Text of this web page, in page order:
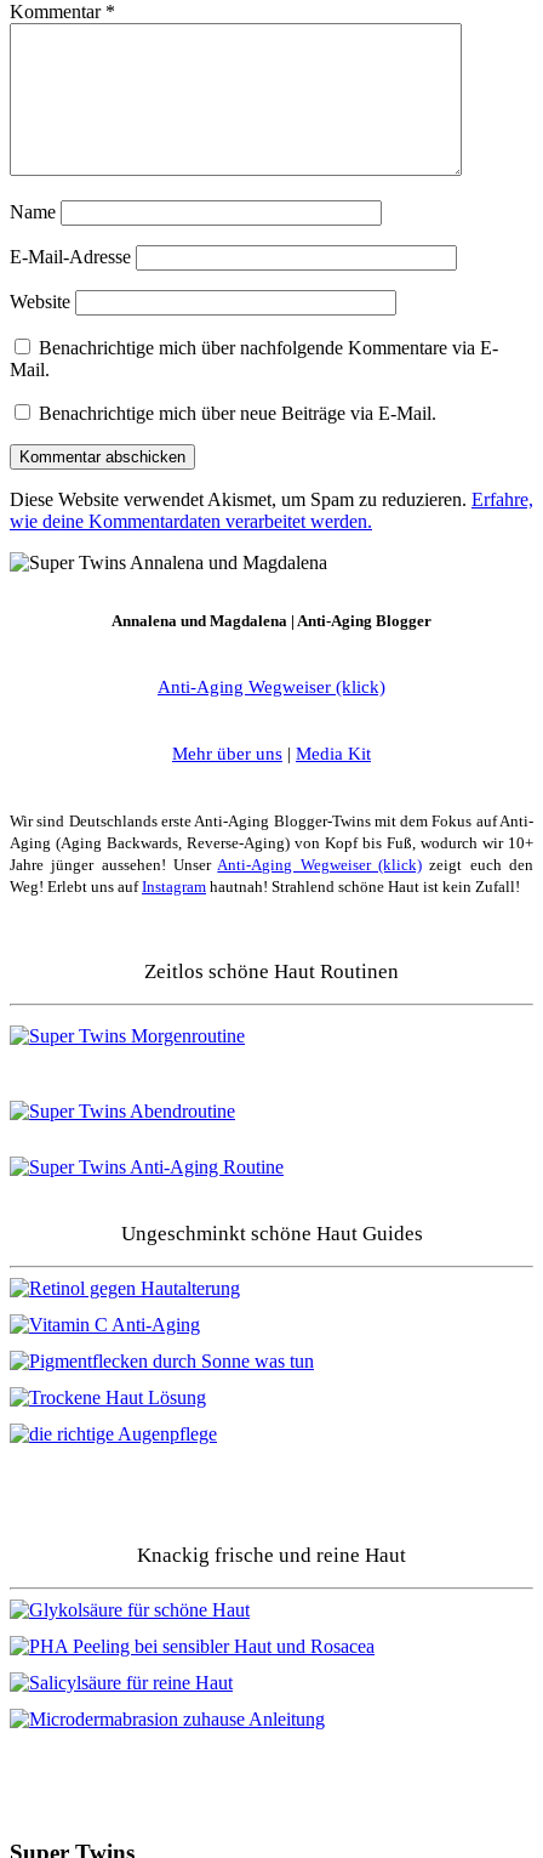
Kommentar *
Name
E-Mail-Adresse
Website
Benachrichtige mich über nachfolgende Kommentare via E-
Mail.
Benachrichtige mich über neue Beiträge via E-Mail.
Diese Website verwendet Akismet, um Spam zu reduzieren. Erfahre,
wie deine Kommentardaten verarbeitet werden.
Annalena und Magdalena | Anti-Aging Blogger
Anti-Aging Wegweiser (klick)
Mehr über uns | Media Kit
Wir sind Deutschlands erste Anti-Aging Blogger-Twins mit dem Fokus auf Anti-
Aging (Aging Backwards, Reverse-Aging) von Kopf bis Fuß, wodurch wir 10+
Jahre jünger aussehen! UnserAnti-Aging Wegweiser (klick) zeigt euch den
Weg! Erlebt uns aufInstagram hautnah! Strahlend schöne Haut ist kein Zufall!
Zeitlos schöne Haut Routinen
Ungeschminkt schöne Haut Guides
Knackig frische und reine Haut
Super Twins